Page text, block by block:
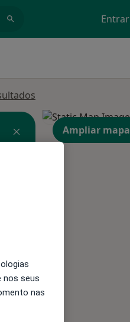
Entrar
Ampliar mapa
nos seus
nas